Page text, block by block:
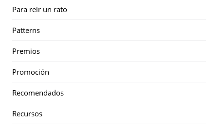
Para reir un rato
Patterns
Premios
Promoción
Recomendados
Recursos